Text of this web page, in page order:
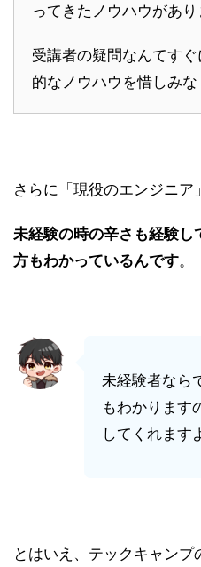
ってきたノウハウがあり
受講者の疑問なんてす
的なノウハウを惜しみな
さらに「現役のエンジニア
未経験の時の辛さも経験し
方もわかっているんです。
未経験者なら
もわかります
してくれます
とはいえ、テックキャン